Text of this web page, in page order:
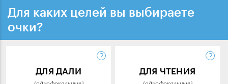
Для каких целей вы выбираете
очки?
ДЛЯ ДАЛИ ДЛЯ ЧТЕНИЯ